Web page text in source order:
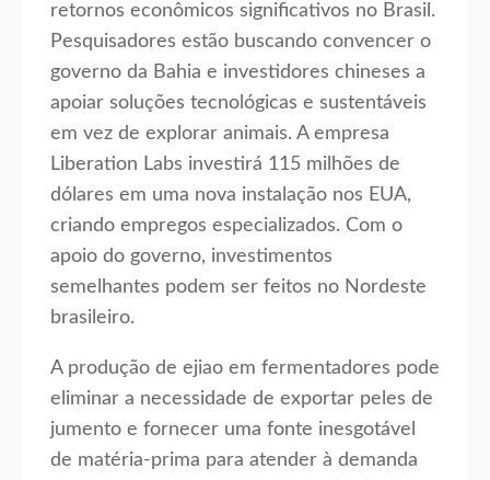
retornos econômicos significativos no Brasil.
Pesquisadores estão buscando convencer o
governo da Bahia e investidores chineses a
apoiar soluções tecnológicas e sustentáveis
em vez de explorar animais. A empresa
Liberation Labs investirá 115 milhões de
dólares em uma nova instalação nos EUA,
criando empregos especializados. Com o
apoio do governo, investimentos
semelhantes podem ser feitos no Nordeste
brasileiro.
A produção de ejiao em fermentadores pode
eliminar a necessidade de exportar peles de
jumento e fornecer uma fonte inesgotável
de matéria-prima para atender à demanda